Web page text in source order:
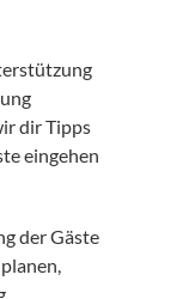
dir Tipps
eingehen
der Gäste